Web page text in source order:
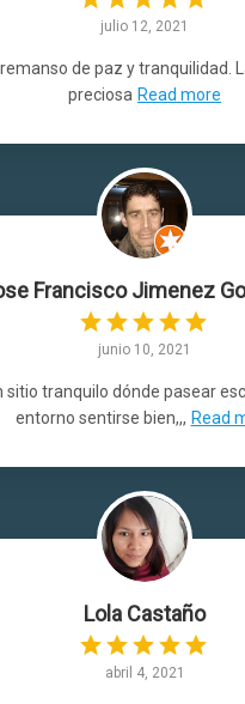
julio 12, 2021
de paz y tranquilidad.
preciosa Read more
Francisco Jimenez
junio 10, 2021
sitio tranquilo dónde pasear
entorno sentirse bien,,, Read
Lola Castaño
abril 4, 2021